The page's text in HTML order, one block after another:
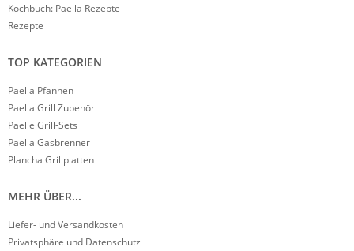
Kochbuch: Paella Rezepte
Rezepte
TOP KATEGORIEN
Paella Pfannen
Paella Grill Zubehör
Paelle Grill-Sets
Paella Gasbrenner
Plancha Grillplatten
MEHR ÜBER...
Liefer- und Versandkosten
Privatsphäre und Datenschutz